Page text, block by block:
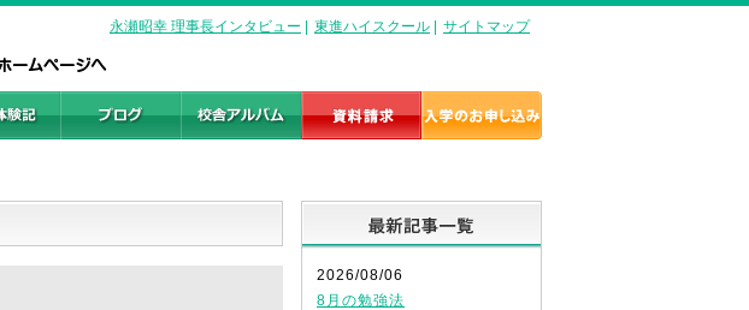
永瀬昭幸 理事長インタビュー 東進ハイスクール サイトマップ
2026/08/06
8月の勉強法